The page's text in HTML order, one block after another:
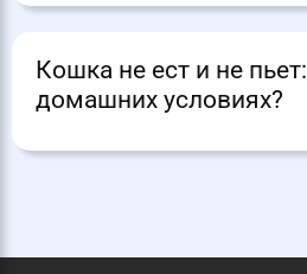
Кошка не ест и не
домашних условиях?